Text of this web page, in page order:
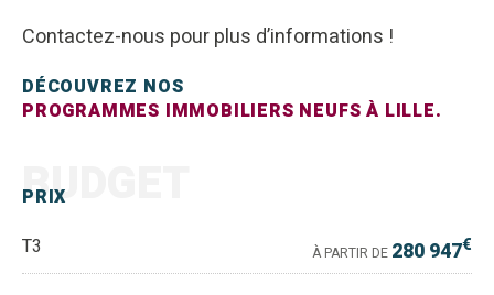
Contactez-nous pour plus d’informations !
DÉCOUVREZ NOS
PROGRAMMES IMMOBILIERS NEUFS À LILLE.
PRIX
BUDGET
T3 À PARTIR DE 280 947€